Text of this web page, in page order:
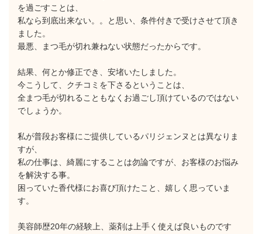
を過ごすことは、
私なら到底出来ない。。と思い、条件付きで受けさせて頂き
ました。
最悪、まつ毛が切れ兼ねない状態だったからです。
結果、何とか修正でき、安堵いたしました。
今こうして、クチコミを下さるということは、
全まつ毛が切れることもなくお過ごし頂けているのではない
でしょうか。
私が普段お客様にご提供しているパリジェンヌとは異なりま
すが、
私の仕事は、綺麗にすることは勿論ですが、お客様のお悩み
を解決する事。
困っていた香代様にお喜び頂けたこと、嬉しく思っていま
す。
美容師歴20年の経験上、薬剤は上手く使えば良いものです